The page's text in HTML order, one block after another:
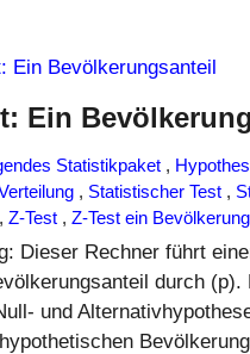
Ein
Statistikpaket ,
, Statistischer Test ,
,Z-Test ,Z-Test ein
Dieser Rechner führt
durch (p).
und